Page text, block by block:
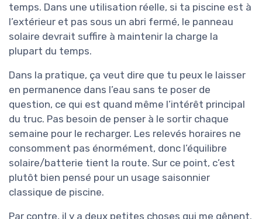
temps. Dans une utilisation réelle, si ta piscine est à
l’extérieur et pas sous un abri fermé, le panneau
solaire devrait suffire à maintenir la charge la
plupart du temps.
Dans la pratique, ça veut dire que tu peux le laisser
en permanence dans l’eau sans te poser de
question, ce qui est quand même l’intérêt principal
du truc. Pas besoin de penser à le sortir chaque
semaine pour le recharger. Les relevés horaires ne
consomment pas énormément, donc l’équilibre
solaire/batterie tient la route. Sur ce point, c’est
plutôt bien pensé pour un usage saisonnier
classique de piscine.
Par contre, il y a deux petites choses qui me gênent.